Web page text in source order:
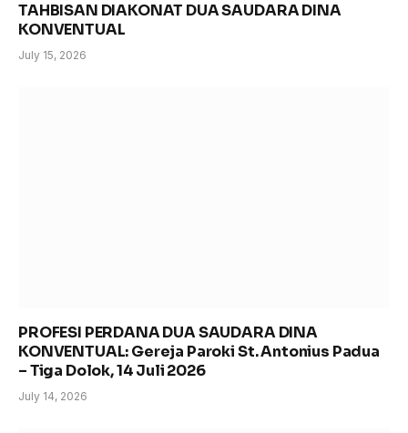
TAHBISAN DIAKONAT DUA SAUDARA DINA
KONVENTUAL
July 15, 2026
PROFESI PERDANA DUA SAUDARA DINA
KONVENTUAL: Gereja Paroki St. Antonius Padua
– Tiga Dolok, 14 Juli 2026
July 14, 2026